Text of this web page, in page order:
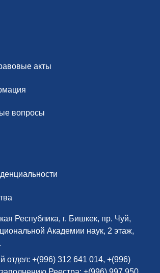
акты
вопросы
Республика, г. Бишкек, пр. Чуй,
Академии наук, 2 этаж,
отдел: +(996) 312 641 014, +(996)